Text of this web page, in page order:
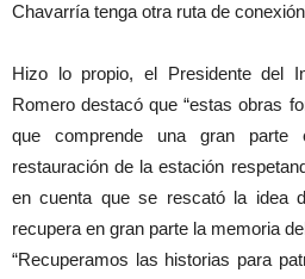
Chavarría tenga otra ruta de
Hizo lo propio, el Presidente del
Romero destacó que “estas obras
que comprende una gran parte
restauración de la estación
en cuenta que se rescató la idea
recupera en gran parte la memoria
“Recuperamos las historias para